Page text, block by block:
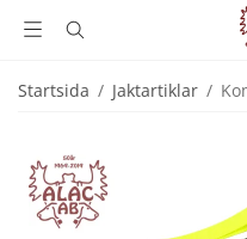
Startsida / Jaktartiklar /